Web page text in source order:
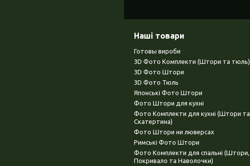
Наші товари
Готовы вироби
3D Фото Комплекти (Штори та тюль)
3D Фото Штори
3D Фото Тюль
Японські Фото Штори
Фото Штори для кухні
Фото Комплекти для кухні (Штори та
Скатертина)
Фото Штори ни люверсах
Римські Фото Штори
Фото Комплекти для спальні (Штори,
Покривало та Наволочки)